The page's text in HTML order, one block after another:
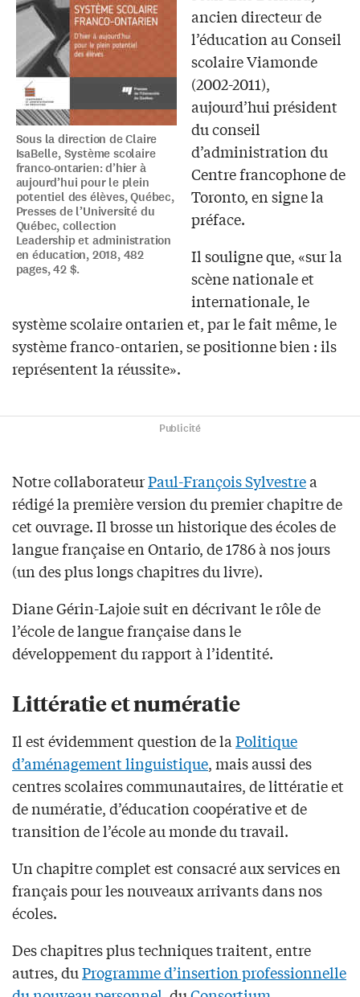
Sous la direction de Claire
IsaBelle, Système scolaire
franco-ontarien: d’hier à
aujourd’hui pour le plein
potentiel des élèves, Québec,
Presses de l’Université du
Québec, collection
Leadership et administration
en éducation, 2018, 482
pages, 42 $.
ancien directeur de
l’éducation au Conseil
scolaire Viamonde
(2002-2011),
aujourd’hui président
du conseil
d’administration du
Centre francophone de
Toronto, en signe la
préface.
Il souligne que, «sur la
scène nationale et
internationale, le
système scolaire ontarien et, par le fait même, le
système franco-ontarien, se positionne bien : ils
représentent la réussite».
Publicité
Notre collaborateurPaul-François Sylvestrea
rédigé la première version du premier chapitre de
cet ouvrage. Il brosse un historique des écoles de
langue française en Ontario, de 1786 à nos jours
(un des plus longs chapitres du livre).
Diane Gérin-Lajoie suit en décrivant le rôle de
l’école de langue française dans le
développement du rapport à l’identité.
Littératie et numératie
Il est évidemment question de la Politique
d’aménagement linguistique, mais aussi des
centres scolaires communautaires, de littératie et
de numératie, d’éducation coopérative et de
transition de l’école au monde du travail.
Un chapitre complet est consacré aux services en
français pour les nouveaux arrivants dans nos
écoles.
Des chapitres plus techniques traitent, entre
autres, duProgramme d’insertion professionnelle